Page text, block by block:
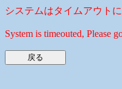
システムはタイムアウト
System is timeouted, Please